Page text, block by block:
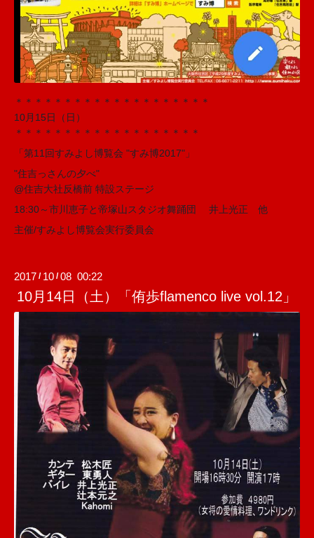
＊＊＊＊＊＊＊＊＊＊＊＊＊＊＊＊＊＊＊＊
10月15日（日）
＊＊＊＊＊＊＊＊＊＊＊＊＊＊＊＊＊＊＊
「第11回すみよし博覧会 "すみ博2017"」
"住吉っさんの夕べ"
@住吉大社反橋前 特設ステージ
18:30～市川恵子と帝塚山スタジオ舞踊団 井上光正 他
主催/すみよし博覧会実行委員会
2017 / 10 /08 00:22
10月14日（土）「侑歩flamenco live vol.12」